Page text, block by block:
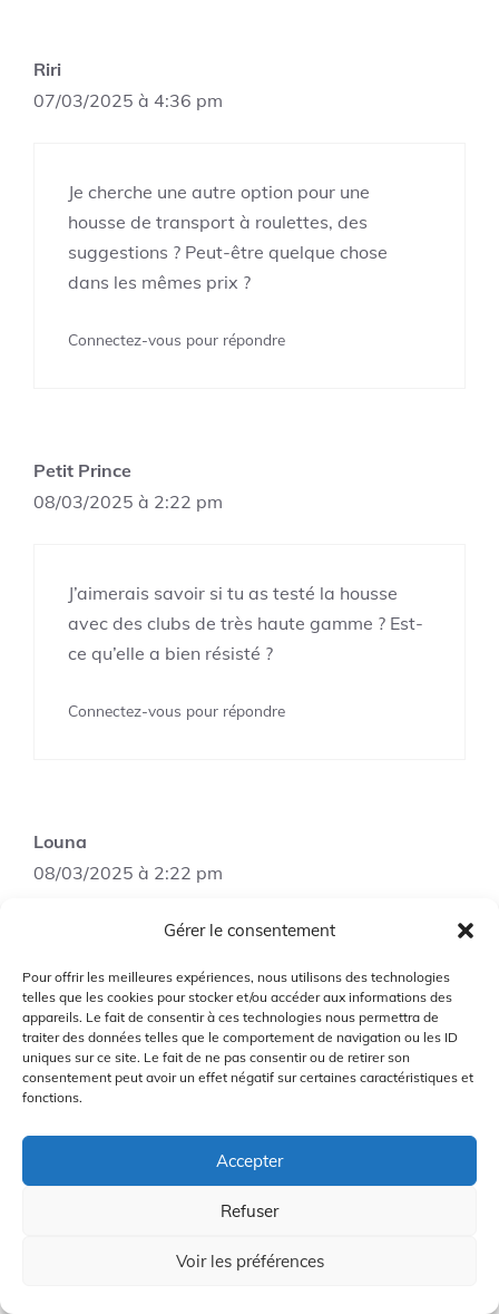
Gérer le consentement
Pour offrir les meilleures expériences, nous utilisons des technologies
telles que les cookies pour stocker et/ou accéder aux informations des
appareils. Le fait de consentir à ces technologies nous permettra de
traiter des données telles que le comportement de navigation ou les ID
uniques sur ce site. Le fait de ne pas consentir ou de retirer son
consentement peut avoir un effet négatif sur certaines caractéristiques et
fonctions.
Accepter
Refuser
Voir les préférences
Riri
07/03/2025 à 4:36 pm
Je cherche une autre option pour une
housse de transport à roulettes, des
suggestions ? Peut-être quelque chose
dans les mêmes prix ?
Connectez-vous pour répondre
Petit Prince
08/03/2025 à 2:22 pm
J’aimerais savoir si tu as testé la housse
avec des clubs de très haute gamme ? Est-
ce qu’elle a bien résisté ?
Connectez-vous pour répondre
Louna
08/03/2025 à 2:22 pm
manquait un peu de style. Quelqu’un a des
recommandations pour une housse qui a un
meilleur look ?
08/03/2025 à 5:11 pm